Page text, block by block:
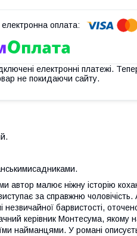
електронні платежі.
не покидаючи сайту.
автор малює ніжну історію
за справжню чоловічість.
барвистості,
керівник Монтесума, якому
найманцями. У романі